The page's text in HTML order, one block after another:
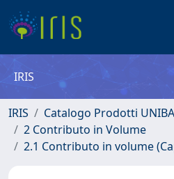
IRIS
IRIS
Catalogo Prodotti UNIBA
2 Contributo in Volume
2.1 Contributo in volume